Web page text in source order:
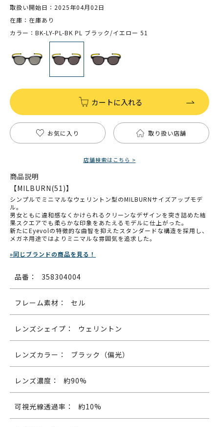
取扱い開始日：2025年04月02日
在庫：在庫あり
カラー：BK-LY-PL-BK PL ブラック/イエロー 51
カートに入れる
お気に入り 取り扱い店舗
店舗検索はこちら >
商品説明
【MILBURN(51)】
シンプルでミニマルなウェリントン型のMILBURNサイズアップモデ
ル。
男女ともに違和感なくかけられるクリーンなデザインを突き詰めた結
果スクエアでも柔らかな印象をあたえるモデルに仕上がった。
新たにEyevolの特徴的な曲智を抑えたスタンダードな構造を採用し、
メガネ用途ではよりミニマルな雰囲気を追求した。
»同じブランドの商品を見る！
品番： 358304004
フレーム素材： セル
レンズシェイプ： ウェリントン
レンズカラー： ブラック（偏光）
レンズ濃度： 約90%
可視光線透過率： 約10%